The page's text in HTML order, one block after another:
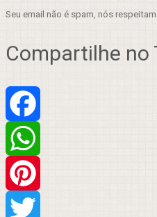
Seu email não é spam, nós
Compartilhe no
Facebook
WhatsApp
Pinterest